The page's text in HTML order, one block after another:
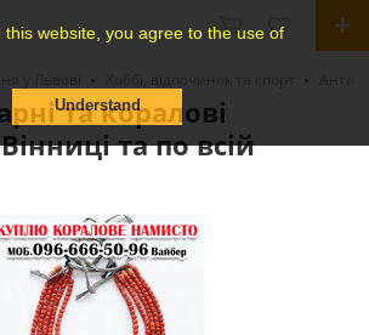
this website, you agree to the use of
Understand
та коралові
та по всій